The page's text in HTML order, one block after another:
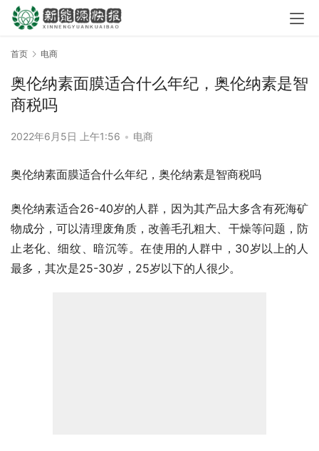
首页 电商
奥伦纳素面膜适合什么年纪，奥伦纳素是智
商税吗
2022年6月5日 上午1:56 • 电商
奥伦纳素面膜适合什么年纪，奥伦纳素是智商税吗
奥伦纳素适合26-40岁的人群，因为其产品大多含有死海矿
物成分，可以清理废角质，改善毛孔粗大、干燥等问题，防
止老化、细纹、暗沉等。在使用的人群中，30岁以上的人
最多，其次是25-30岁，25岁以下的人很少。